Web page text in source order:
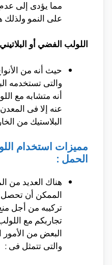
مما يؤدى إلى
على النمو ولذلك
اللولب الفضي أو
حيث أنه من
والتى تستخدمه
أنه متشابه مع
عنه إلا فى
البلاستيك من
مميزات استخدام
الحمل :
هناك العديد من
الممكن أن تحصل
تركيبه من أجل
تجاربكم مع
البعض من الأمور
والتى تتمثل فى :